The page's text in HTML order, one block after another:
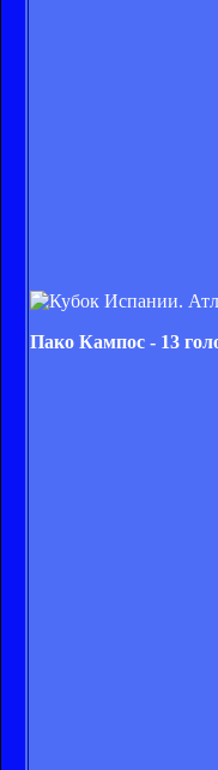
Пако Кампос - 13